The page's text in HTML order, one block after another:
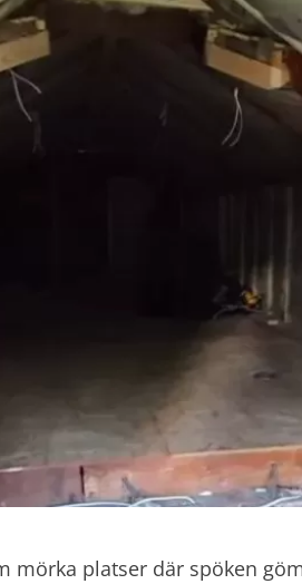
mörka platser där spöken